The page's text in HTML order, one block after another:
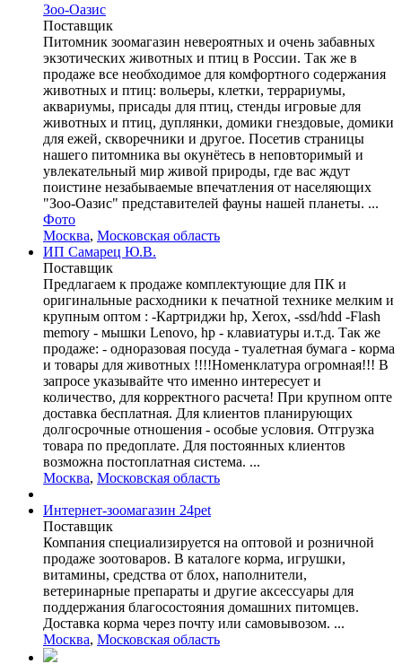
Зоо-Оазис
Поставщик
Питомник зоомагазин невероятных и очень забавных
экзотических животных и птиц в России. Так же в
продаже все необходимое для комфортного содержания
животных и птиц: вольеры, клетки, террариумы,
аквариумы, присады для птиц, стенды игровые для
животных и птиц, дуплянки, домики гнездовые, домики
для ежей, скворечники и другое. Посетив страницы
нашего питомника вы окунётесь в неповторимый и
увлекательный мир живой природы, где вас ждут
поистине незабываемые впечатления от населяющих
"Зоо-Оазис" представителей фауны нашей планеты. ...
Фото
Москва, Московская область
ИП Самарец Ю.В.
Поставщик
Предлагаем к продаже комплектующие для ПК и
оригинальные расходники к печатной технике мелким и
крупным оптом : -Картриджи hp, Xerox, -ssd/hdd -Flash
memory - мышки Lenovo, hp - клавиатуры и.т.д. Так же
продаже: - одноразовая посуда - туалетная бумага - корма
и товары для животных !!!!Номенклатура огромная!!! В
запросе указывайте что именно интересует и
количество, для корректного расчета! При крупном опте
доставка бесплатная. Для клиентов планирующих
долгосрочные отношения - особые условия. Отгрузка
товара по предоплате. Для постоянных клиентов
возможна постоплатная система. ...
Москва, Московская область
Интернет-зоомагазин 24pet
Поставщик
Компания специализируется на оптовой и розничной
продаже зоотоваров. В каталоге корма, игрушки,
витамины, средства от блох, наполнители,
ветеринарные препараты и другие аксессуары для
поддержания благосостояния домашних питомцев.
Доставка корма через почту или самовывозом. ...
Москва, Московская область